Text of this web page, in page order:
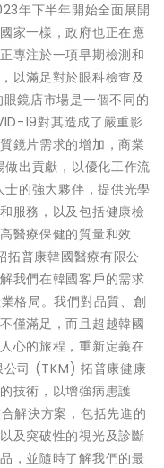
年下半年開始全面展開
家一樣，政府也正在應
專注於一項早期檢測和
以滿足對於眼科檢查及
鏡店市場是一個不同的
19對其造成了嚴重影
鏡片需求的增加，商業
出貢獻，以優化工作流
的強大夥伴，提供光學
服務，以及包括健康檢
醫療保健的質量和效
普康韓國醫療有限公
我們在韓國客戶的需求
格局。我們對品質、創
僅滿足，而且超越韓國
心的旅程，重新定義在
公司 (TKM) 拓普康健康
技術，以增強病患護
解決方案，包括先進的
及突破性的視光及診斷
，並隨時了解我們的最